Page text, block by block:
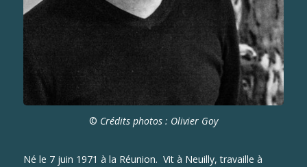
© Crédits photos : Olivier Goy
Né le 7 juin 1971 à la Réunion. Vit à Neuilly, travaille à